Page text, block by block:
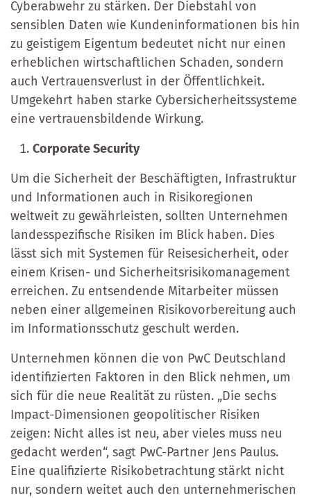
Cyberabwehr zu stärken. Der Diebstahl von
sensiblen Daten wie Kundeninformationen bis hin
zu geistigem Eigentum bedeutet nicht nur einen
erheblichen wirtschaftlichen Schaden, sondern
auch Vertrauensverlust in der Öffentlichkeit.
Umgekehrt haben starke Cybersicherheitssysteme
eine vertrauensbildende Wirkung.
Corporate Security
Um die Sicherheit der Beschäftigten, Infrastruktur
und Informationen auch in Risikoregionen
weltweit zu gewährleisten, sollten Unternehmen
landesspezifische Risiken im Blick haben. Dies
lässt sich mit Systemen für Reisesicherheit, oder
einem Krisen- und Sicherheitsrisikomanagement
erreichen. Zu entsendende Mitarbeiter müssen
neben einer allgemeinen Risikovorbereitung auch
im Informationsschutz geschult werden.
Unternehmen können die von PwC Deutschland
identifizierten Faktoren in den Blick nehmen, um
sich für die neue Realität zu rüsten. „Die sechs
Impact-Dimensionen geopolitischer Risiken
zeigen: Nicht alles ist neu, aber vieles muss neu
gedacht werden“, sagt PwC-Partner Jens Paulus.
Eine qualifizierte Risikobetrachtung stärkt nicht
nur, sondern weitet auch den unternehmerischen